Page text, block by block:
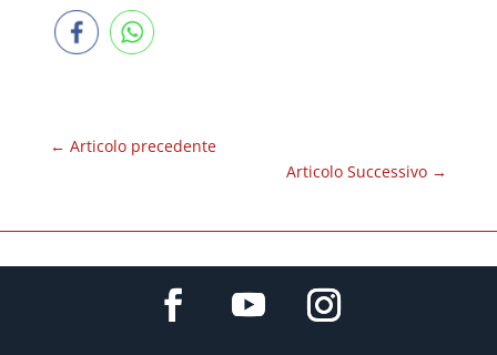
← Articolo precedente
Articolo Successivo →